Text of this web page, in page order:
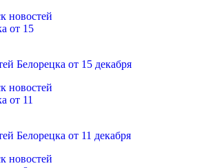
Белорецка от 15 декабря
Белорецка от 11 декабря